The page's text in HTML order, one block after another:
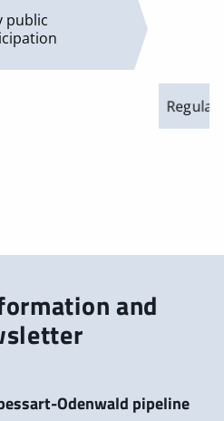
public
and
Odenwald pipeline